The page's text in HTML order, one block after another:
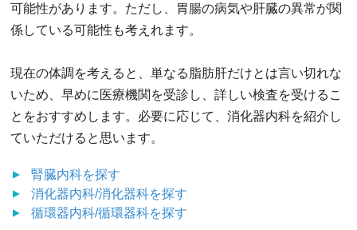
可能性があります。ただし、胃腸の病気や肝臓の異常が関
係している可能性も考えれます。
現在の体調を考えると、単なる脂肪肝だけとは言い切れな
いため、早めに医療機関を受診し、詳しい検査を受けるこ
とをおすすめします。必要に応じて、消化器内科を紹介し
ていただけると思います。
腎臓内科を探す
消化器内科/消化器科を探す
循環器内科/循環器科を探す